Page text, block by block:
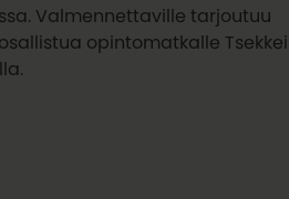
Valmennettaville tarjoutuu
opintomatkalle